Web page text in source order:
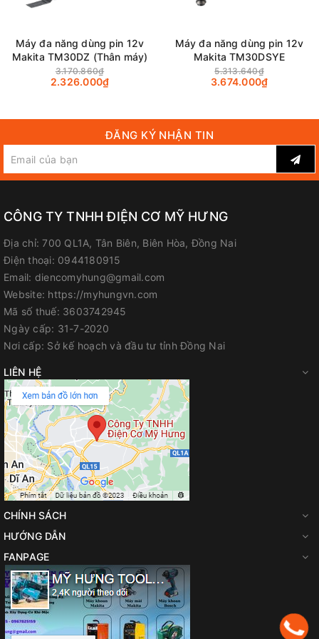
Gmail: makitadongnai@gmail.com
Máy đa năng dùng pin 12v
Makita TM30DZ (Thân máy)
3.170.860₫
2.326.000₫
Máy đa năng dùng pin 12v
Makita TM30DSYE
5.313.640₫
3.674.000₫
ĐĂNG KÝ NHẬN TIN
CÔNG TY TNHH ĐIỆN CƠ MỸ HƯNG
Địa chỉ: 700 QL1A, Tân Biên, Biên Hòa, Đồng Nai
Điện thoại: 0944180915
Email: diencomyhung@gmail.com
Website: https://myhungvn.com
Mã số thuế: 3603742945
Ngày cấp: 31-7-2020
Nơi cấp: Sở kế hoạch và đầu tư tỉnh Đồng Nai
LIÊN HỆ
CHÍNH SÁCH
HƯỚNG DẪN
FANPAGE